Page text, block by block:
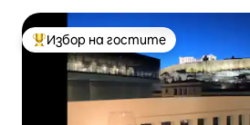
Най-популярен избор на гостите
Избор на гостите